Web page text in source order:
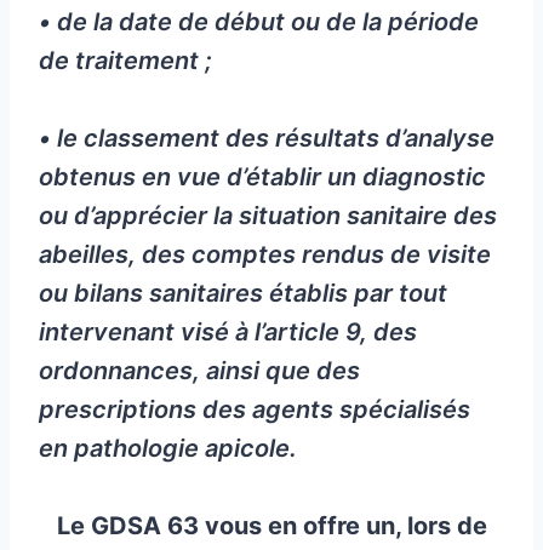
• de la date de début ou de la période
de traitement ;
• le classement des résultats d’analyse
obtenus en vue d’établir un diagnostic
ou d’apprécier la situation sanitaire des
abeilles, des comptes rendus de visite
ou bilans sanitaires établis par tout
intervenant visé à l’article 9, des
ordonnances, ainsi que des
prescriptions des agents spécialisés
en pathologie apicole.
Le GDSA 63 vous en offre un, lors de